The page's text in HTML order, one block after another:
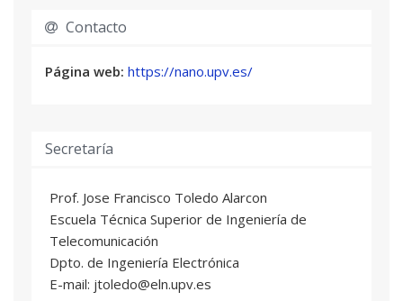
Contacto
Página web: https://nano.upv.es/
Secretaría
Prof. Jose Francisco Toledo Alarcon
Escuela Técnica Superior de Ingeniería de
Telecomunicación
Dpto. de Ingeniería Electrónica
E-mail: jtoledo@eln.upv.es